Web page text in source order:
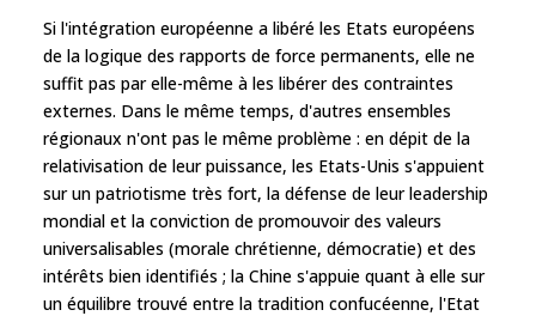
Si l'intégration européenne a libéré les Etats européens
de la logique des rapports de force permanents, elle ne
suffit pas par elle-même à les libérer des contraintes
externes. Dans le même temps, d'autres ensembles
régionaux n'ont pas le même problème : en dépit de la
relativisation de leur puissance, les Etats-Unis s'appuient
sur un patriotisme très fort, la défense de leur leadership
mondial et la conviction de promouvoir des valeurs
universalisables (morale chrétienne, démocratie) et des
intérêts bien identifiés ; la Chine s'appuie quant à elle sur
un équilibre trouvé entre la tradition confucéenne, l'Etat